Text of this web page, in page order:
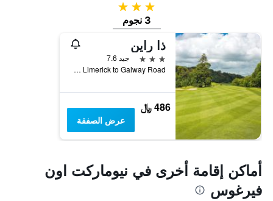
3 نجوم
3 نجوم
ذا راين
3 نجوم
جيد 7.6
N18 Limerick to Galway Road, نيوماركت اون فيرغوس, أيرلندا
486 ﷼
عرض الصفقة
أماكن إقامة أخرى في نيوماركت اون
فيرغوس